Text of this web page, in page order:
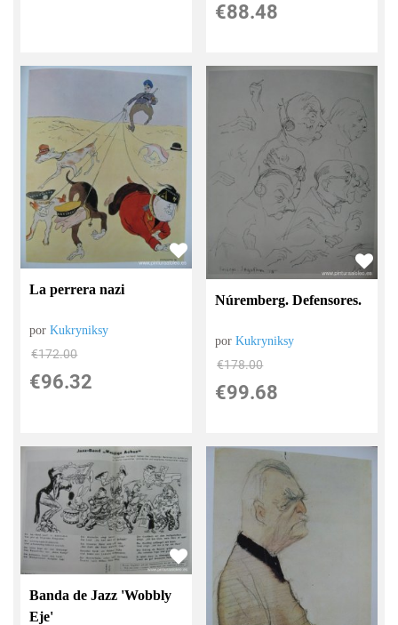
€88.48
La perrera nazi
porKukryniksy
€172.00
€96.32
Núremberg. Defensores.
porKukryniksy
€178.00
€99.68
Banda de Jazz 'Wobbly
Eje'